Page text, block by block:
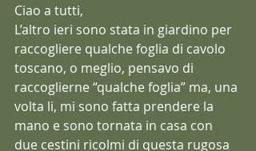
Ciao a tutti,
L’altro ieri sono stata in giardino per
raccogliere qualche foglia di cavolo
toscano, o meglio, pensavo di
raccoglierne “qualche foglia” ma, una
volta li, mi sono fatta prendere la
mano e sono tornata in casa con
due cestini ricolmi di questa rugosa